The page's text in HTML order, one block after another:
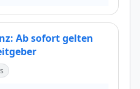
Ab sofort gelten